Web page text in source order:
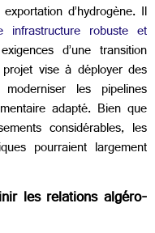
d’hydrogène. Il
infrastructure robuste et
d’une transition
vise à déployer des
les pipelines
adapté. Bien que
considérables, les
pourraient largement
les relations algéro-